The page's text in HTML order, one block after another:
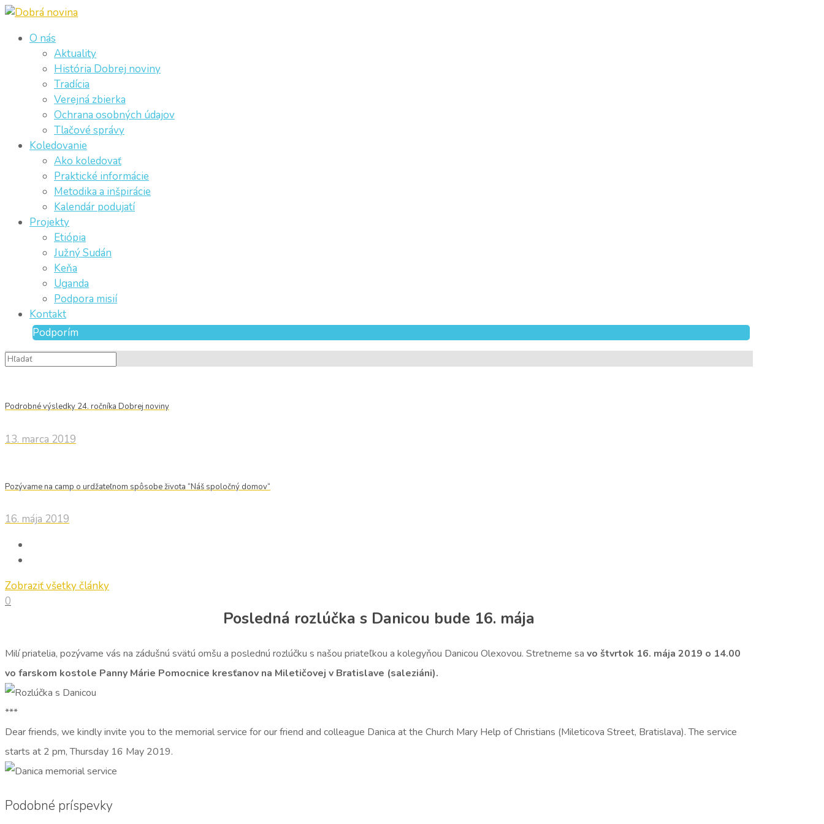
O nás
Aktuality
História Dobrej noviny
Tradícia
Verejná zbierka
Ochrana osobných údajov
Tlačové správy
Koledovanie
Ako koledovať
Praktické informácie
Metodika a inšpirácie
Kalendár podujatí
Projekty
Etiópia
Južný Sudán
Keňa
Uganda
Podpora misií
Kontakt
Podporím
Podrobné výsledky 24. ročníka Dobrej noviny
13. marca 2019
Pozývame na camp o urdžateľnom spôsobe života “Náš spoločný domov“
16. mája 2019
Zobraziť všetky články
0
Posledná rozlúčka s Danicou bude 16. mája
Milí priatelia, pozývame vás na zádušnú svätú omšu a poslednú rozlúčku s našou priateľkou a kolegyňou Danicou Olexovou. Stretneme sa vo štvrtok 16. mája 2019 o 14.00
vo farskom kostole Panny Márie Pomocnice kresťanov na Miletičovej v Bratislave (saleziáni).
***
Dear friends, we kindly invite you to the memorial service for our friend and colleague Danica at the Church Mary Help of Christians (Mileticova Street, Bratislava). The service
starts at 2 pm, Thursday 16 May 2019.
Podobné príspevky